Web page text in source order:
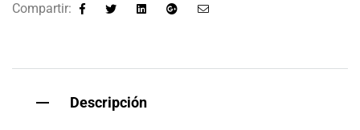
Compartir:
Descripción